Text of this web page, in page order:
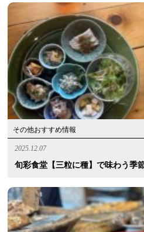
その他おすすめ情報
2025.12.07
旬彩食堂【三粒に種】で味わう季